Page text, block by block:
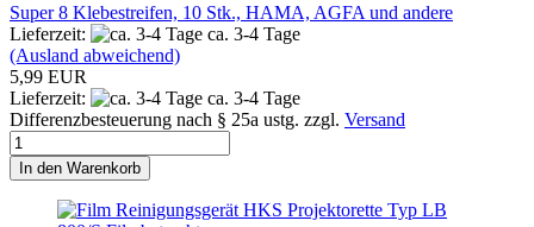
Super 8 Klebestreifen, 10 Stk., HAMA, AGFA und andere
Lieferzeit:
ca. 3-4 Tage
(Ausland abweichend)
5,99 EUR
Lieferzeit:
ca. 3-4 Tage
Differenzbesteuerung nach § 25a ustg. zzgl. Versand
In den Warenkorb